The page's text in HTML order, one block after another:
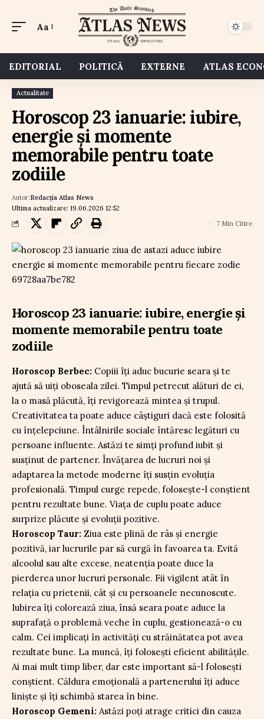
Aa
EDITORIAL POLITICĂ EXTERNE ATLAS
Actualitate
Horoscop 23 ianuarie: iubire,
energie și momente
memorabile pentru toate
zodiile
Ultima actualizare: 19.06.2026 12:52
Autor:Redacția Atlas News
7 Min Citire
Horoscop 23 ianuarie: iubire, energie și
momente memorabile pentru toate
zodiile
Horoscop Berbec: Copiii îți aduc bucurie seara și te
ajută să uiți oboseala zilei. Timpul petrecut alături de ei,
la o masă plăcută, îți revigorează mintea și trupul.
Creativitatea ta poate aduce câștiguri dacă este folosită
cu înțelepciune. Întâlnirile sociale întăresc legături cu
persoane influente. Astăzi te simți profund iubit și
susținut de partener. Învățarea de lucruri noi și
adaptarea la metode moderne îți susțin evoluția
profesională. Timpul curge repede, folosește-l conștient
pentru rezultate bune. Viața de cuplu poate aduce
surprize plăcute și evoluții pozitive.
Horoscop Taur: Ziua este plină de râs și energie
pozitivă, iar lucrurile par să curgă în favoarea ta. Evită
alcoolul sau alte excese, neatenția poate duce la
pierderea unor lucruri personale. Fii vigilent atât în
relația cu prietenii, cât și cu persoanele necunoscute.
Iubirea îți colorează ziua, însă seara poate aduce la
suprafață o problemă veche în cuplu, gestionează-o cu
calm. Cei implicați în activități cu străinătatea pot avea
rezultate bune. La muncă, îți folosești eficient abilitățile.
Ai mai mult timp liber, dar este important să-l folosești
conștient. Căldura emoțională a partenerului îți aduce
liniște și îți schimbă starea în bine.
Horoscop Gemeni: Astăzi poți atrage critici din cauza